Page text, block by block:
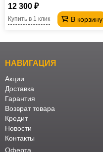
12 300 ₽
В корзину
Купить в 1 клик
НАВИГАЦИЯ
Акции
Доставка
Гарантия
Возврат товара
Кредит
Новости
Контакты
Оферта